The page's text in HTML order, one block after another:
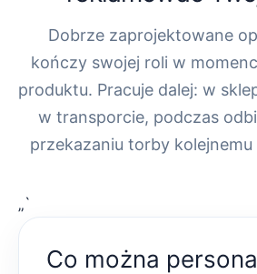
Dobrze zaprojektowane
kończy swojej roli w
produktu. Pracuje dalej: w
w transporcie, podczas
przekazaniu torby
„`
Co można